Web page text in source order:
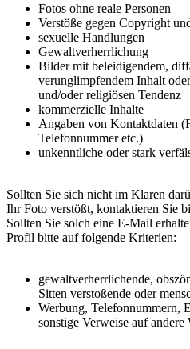
Fotos ohne reale Personen
Verstöße gegen Copyright
sexuelle Handlungen
Gewaltverherrlichung
Bilder mit beleidigendem,
verunglimpfendem Inhalt
und/oder religiösen Tendenz
kommerzielle Inhalte
Angaben von Kontaktdaten
Telefonnummer etc.)
unkenntliche oder stark
Sollten Sie sich nicht im Klaren
Ihr Foto verstößt, kontaktieren Sie
Sollten Sie solch eine E-Mail
Profil bitte auf folgende Kriterien:
gewaltverherrlichende,
Sitten verstoßende oder
Werbung, Telefonnummern,
sonstige Verweise auf andere